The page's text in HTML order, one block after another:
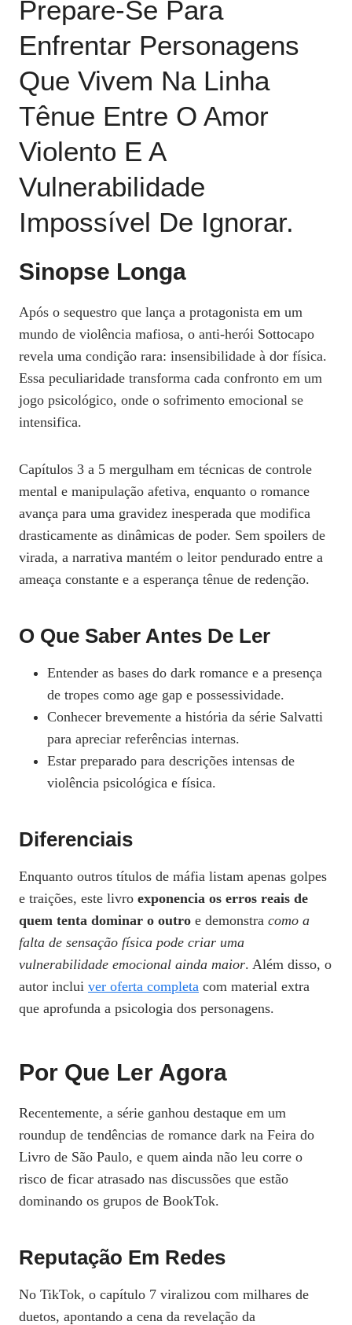
Prepare‑se Para
Enfrentar Personagens
Que Vivem Na Linha
Tênue Entre O Amor
Violento E A
Vulnerabilidade
Impossível De Ignorar.
Sinopse Longa
Após o sequestro que lança a protagonista em um
mundo de violência mafiosa, o anti‑herói Sottocapo
revela uma condição rara: insensibilidade à dor física.
Essa peculiaridade transforma cada confronto em um
jogo psicológico, onde o sofrimento emocional se
intensifica.
Capítulos 3 a 5 mergulham em técnicas de controle
mental e manipulação afetiva, enquanto o romance
avança para uma gravidez inesperada que modifica
drasticamente as dinâmicas de poder. Sem spoilers de
virada, a narrativa mantém o leitor pendurado entre a
ameaça constante e a esperança tênue de redenção.
O Que Saber Antes De Ler
Entender as bases do dark romance e a presença
de tropes como age gap e possessividade.
Conhecer brevemente a história da série Salvatti
para apreciar referências internas.
Estar preparado para descrições intensas de
violência psicológica e física.
Diferenciais
Enquanto outros títulos de máfia listam apenas golpes
e traições, este livro exponencia os erros reais de
quem tenta dominar o outro e demonstra como a
falta de sensação física pode criar uma
vulnerabilidade emocional ainda maior. Além disso, o
autor inclui ver oferta completa com material extra
que aprofunda a psicologia dos personagens.
Por Que Ler Agora
Recentemente, a série ganhou destaque em um
roundup de tendências de romance dark na Feira do
Livro de São Paulo, e quem ainda não leu corre o
risco de ficar atrasado nas discussões que estão
dominando os grupos de BookTok.
Reputação Em Redes
No TikTok, o capítulo 7 viralizou com milhares de
duetos, apontando a cena da revelação da